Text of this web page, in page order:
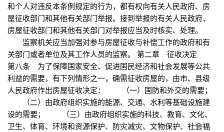
和个人对违反本条例规定的行为，都有权向有关人民政府、房
屋征收部门和其他有关部门举报。接到举报的有关人民政府、
房屋征收部门和其他有关部门对举报应当及时核实、处理。
监察机关应当加强对参与房屋征收与补偿工作的政府和有
关部门或者单位及其工作人员的监察。 第二章 征收决定
第八条 为了保障国家安全、促进国民经济和社会发展等公共
利益的需要，有下列情形之一，确需征收房屋的，由市、县级
人民政府作出房屋征收决定： （一）国防和外交的需要；
（二）由政府组织实施的能源、交通、水利等基础设施建
设的需要； （三）由政府组织实施的科技、教育、文化、
卫生、体育、环境和资源保护、防灾减灾、文物保护、社会福